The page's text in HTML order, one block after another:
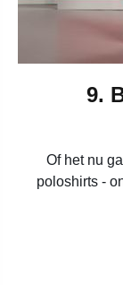
9.
Of het nu
poloshirts -